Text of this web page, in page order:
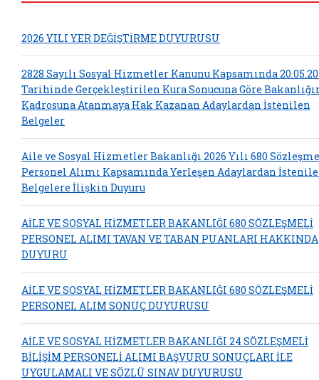
2026 YILI YER DEĞİŞTİRME DUYURUSU
2828 Sayılı Sosyal Hizmetler Kanunu Kapsamında
Tarihinde Gerçekleştirilen Kura Sonucuna Göre
Kadrosuna Atanmaya Hak Kazanan Adaylardan İstenilen
Belgeler
Aile ve Sosyal Hizmetler Bakanlığı 2026 Yılı 680
Personel Alımı Kapsamında Yerleşen Adaylardan
Belgelere İlişkin Duyuru
AİLE VE SOSYAL HİZMETLER BAKANLIĞI 680 SÖZLEŞMELİ
PERSONEL ALIMI TAVAN VE TABAN PUANLARI HAKKINDA
DUYURU
AİLE VE SOSYAL HİZMETLER BAKANLIĞI 680 SÖZLEŞMELİ
PERSONEL ALIM SONUÇ DUYURUSU
AİLE VE SOSYAL HİZMETLER BAKANLIĞI 24 SÖZLEŞMELİ
BİLİŞİM PERSONELİ ALIMI BAŞVURU SONUÇLARI İLE
UYGULAMALI VE SÖZLÜ SINAV DUYURUSU